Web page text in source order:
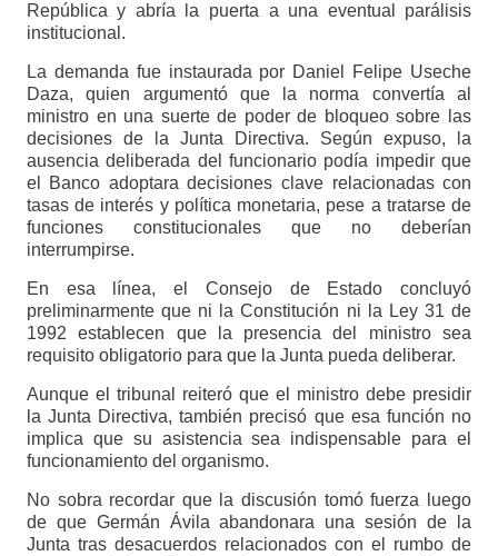
República y abría la puerta a una eventual parálisis
institucional.
La demanda fue instaurada por Daniel Felipe Useche
Daza, quien argumentó que la norma convertía al
ministro en una suerte de poder de bloqueo sobre las
decisiones de la Junta Directiva. Según expuso, la
ausencia deliberada del funcionario podía impedir que
el Banco adoptara decisiones clave relacionadas con
tasas de interés y política monetaria, pese a tratarse de
funciones constitucionales que no deberían
interrumpirse.
En esa línea, el Consejo de Estado concluyó
preliminarmente que ni la Constitución ni la Ley 31 de
1992 establecen que la presencia del ministro sea
requisito obligatorio para que la Junta pueda deliberar.
Aunque el tribunal reiteró que el ministro debe presidir
la Junta Directiva, también precisó que esa función no
implica que su asistencia sea indispensable para el
funcionamiento del organismo.
No sobra recordar que la discusión tomó fuerza luego
de que Germán Ávila abandonara una sesión de la
Junta tras desacuerdos relacionados con el rumbo de